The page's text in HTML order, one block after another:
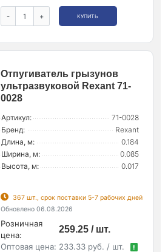
- + КУПИТЬ
Отпугиватель грызунов
ультразвуковой Rexant 71-
0028
Артикул:
71-0028
Бренд:
Rexant
Длина, м:
0.184
Ширина, м:
0.085
Высота, м:
0.017
367 шт., срок поставки 5-7 рабочих дней
Обновлено 06.08.2026
Розничная
цена:
259.25 / шт.
Оптовая цена: 233.33 руб. / шт. !